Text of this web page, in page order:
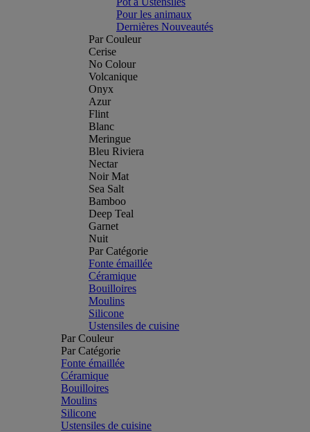
Pour les animaux
Dernières Nouveautés
Par Couleur
Cerise
No Colour
Volcanique
Onyx
Azur
Flint
Blanc
Meringue
Bleu Riviera
Nectar
Noir Mat
Sea Salt
Bamboo
Deep Teal
Garnet
Nuit
Par Catégorie
Fonte émaillée
Céramique
Bouilloires
Moulins
Silicone
Ustensiles de cuisine
Par Couleur
Par Catégorie
Fonte émaillée
Céramique
Bouilloires
Moulins
Silicone
Ustensiles de cuisine